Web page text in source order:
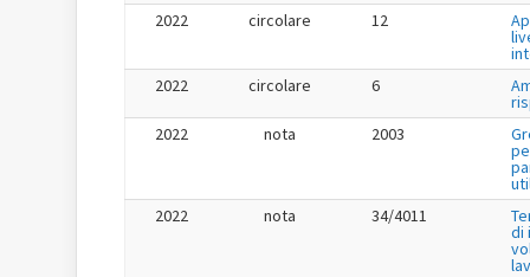
2022
circolare 12
2022
circolare 6
2022
nota 2003
2022
nota 34/4011
di